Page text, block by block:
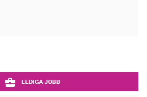
LEDIGA JOBB